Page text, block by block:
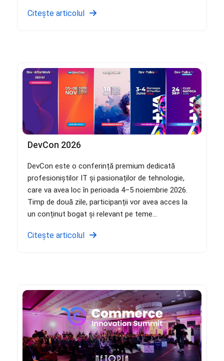
Citește articolul
DevCon 2026
DevCon este o conferință premium dedicată
profesioniștilor IT și pasionaților de tehnologie,
care va avea loc în perioada 4–5 noiembrie 2026.
Timp de două zile, participanții vor avea acces la
un conținut bogat și relevant pe teme...
Citește articolul